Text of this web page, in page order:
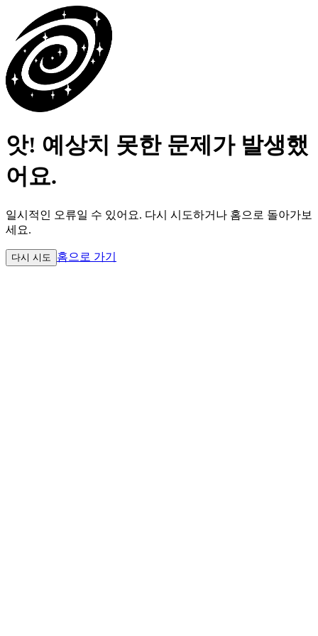
앗! 예상치 못한 문제가 발생했
어요.
일시적인 오류일 수 있어요. 다시 시도하거나 홈으로 돌아가보
세요.
다시 시도 홈으로 가기